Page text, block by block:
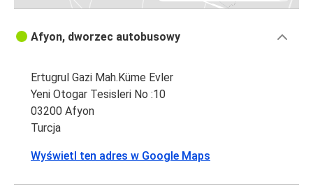
Afyon, dworzec autobusowy
Ertugrul Gazi Mah.Küme Evler
Yeni Otogar Tesisleri No :10
03200 Afyon
Turcja
Wyświetl ten adres w Google Maps